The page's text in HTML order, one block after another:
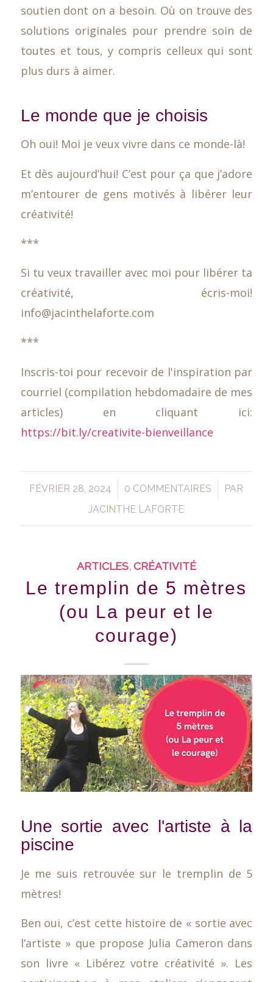
soutien dont on a besoin. Où on trouve des
solutions originales pour prendre soin de
toutes et tous, y compris celleux qui sont
plus durs à aimer.
Le monde que je choisis
Oh oui! Moi je veux vivre dans ce monde-là!
Et dès aujourd’hui! C’est pour ça que j’adore
m’entourer de gens motivés à libérer leur
créativité!
***
Si tu veux travailler avec moi pour libérer ta
créativité, écris-moi!
info@jacinthelaforte.com
***
Inscris-toi pour recevoir de l'inspiration par
courriel (compilation hebdomadaire de mes
articles) en cliquant ici:
https://bit.ly/creativite-bienveillance
FÉVRIER 28, 2024
/ 0 COMMENTAIRES
/
PAR
JACINTHE LAFORTE
ARTICLES,CRÉATIVITÉ
Le tremplin de 5 mètres
(ou La peur et le
courage)
Une sortie avec l'artiste à la
piscine
Je me suis retrouvée sur le tremplin de 5
mètres!
Ben oui, c’est cette histoire de « sortie avec
l’artiste » que propose Julia Cameron dans
son livre « Libérez votre créativité ». Les